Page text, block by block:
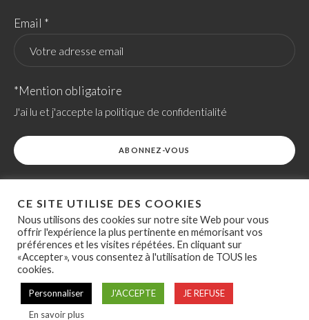
Email *
*Mention obligatoire
J'ai lu et j'accepte la politique de confidentialité
ACCESSIBILITÉ POLITIQUE RELATIVE AUX COOKIES
Politique de confidentialité / ASSOCIATION DES EPFL ©
CE SITE UTILISE DES COOKIES
Nous utilisons des cookies sur notre site Web pour vous
offrir l'expérience la plus pertinente en mémorisant vos
préférences et les visites répétées. En cliquant sur
«Accepter», vous consentez à l'utilisation de TOUS les
cookies.
Personnaliser J'ACCEPTE
JE REFUSE
En savoir plus